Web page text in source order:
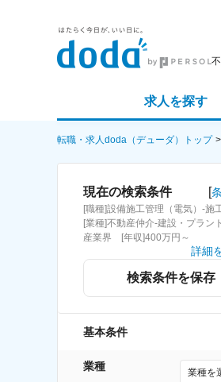
求人を探す
詳細条件から探す
求人特集から探す
転職・求人doda（デューダ）トップ
現在の検索条件 [
[職種]設備施工管理（電気）-施
[業種]不動産仲介-建設・プラン
産業界 [年収]400万円～
詳細
検索条件を保存
基本条件
業種 業種を